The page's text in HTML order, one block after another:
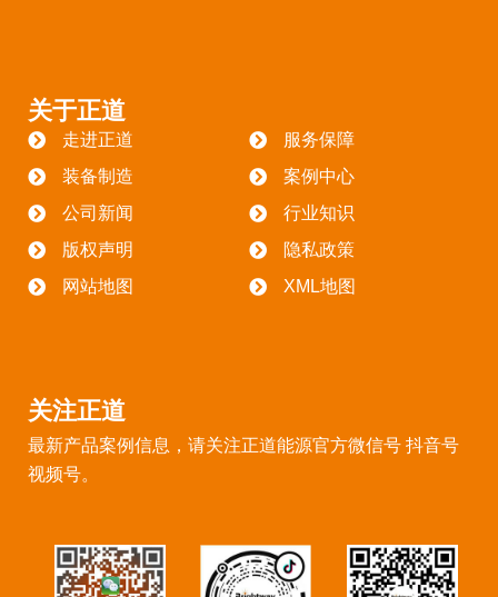
关于正道
走进正道
服务保障
装备制造
案例中心
公司新闻
行业知识
版权声明
隐私政策
网站地图
XML地图
关注正道
最新产品案例信息，请关注正道能源官方微信号 抖音号
视频号。